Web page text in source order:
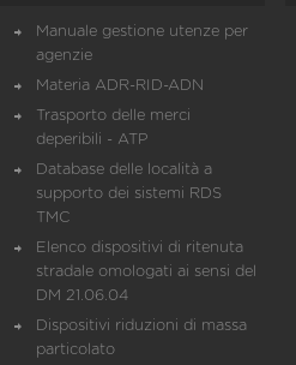
Manuale gestione utenze per
agenzie
Materia ADR-RID-ADN
Trasporto delle merci
deperibili - ATP
Database delle località a
supporto dei sistemi RDS
TMC
Elenco dispositivi di ritenuta
stradale omologati ai sensi del
DM 21.06.04
Dispositivi riduzioni di massa
particolato